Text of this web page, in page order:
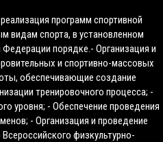
программ спортивной
видам спорта, в установленном
порядке.- Организация и
и спортивно-массовых
обеспечивающие создание
тренировочного процесса; -
уровня; - Обеспечение проведения
- Организация и проведение
физкультурно-